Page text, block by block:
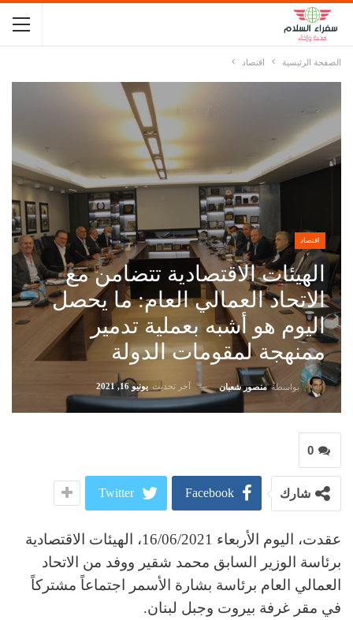
الصفحة الرئيسية اقتصاد
اقتصاد
الهيئات الاقتصادية تتضامن مع
الاتحاد العمالي العام: ما يحصل
اليوم هو أشبه بعملية تدمير
ممنهجة لمقومات الدولة
بواسطةمنصور شعبان آخر تحديث يونيو 16, 2021
0
شارك Facebook
Twitter
عقدت، اليوم الأربعاء 16/06/2021، الهيئات الاقتصادية
برئاسة الوزير السابق محمد شقير ووفد من الاتحاد
العمالي العام برئاسة بشارة الأسمر اجتماعاً مشتركاً
في مقر غرفة بيروت وجبل لبنان.